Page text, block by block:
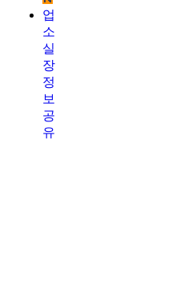
업
소
실
장
정
보
공
유